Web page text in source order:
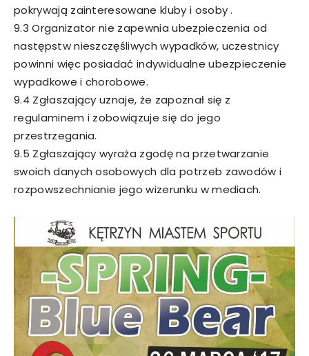
pokrywają zainteresowane kluby i osoby .
9.3 Organizator nie zapewnia ubezpieczenia od
następstw nieszczęśliwych wypadków, uczestnicy
powinni więc posiadać indywidualne ubezpieczenie
wypadkowe i chorobowe.
9.4 Zgłaszający uznaje, że zapoznał się z
regulaminem i zobowiązuje się do jego
przestrzegania.
9.5 Zgłaszający wyraża zgodę na przetwarzanie
swoich danych osobowych dla potrzeb zawodów i
rozpowszechnianie jego wizerunku w mediach.